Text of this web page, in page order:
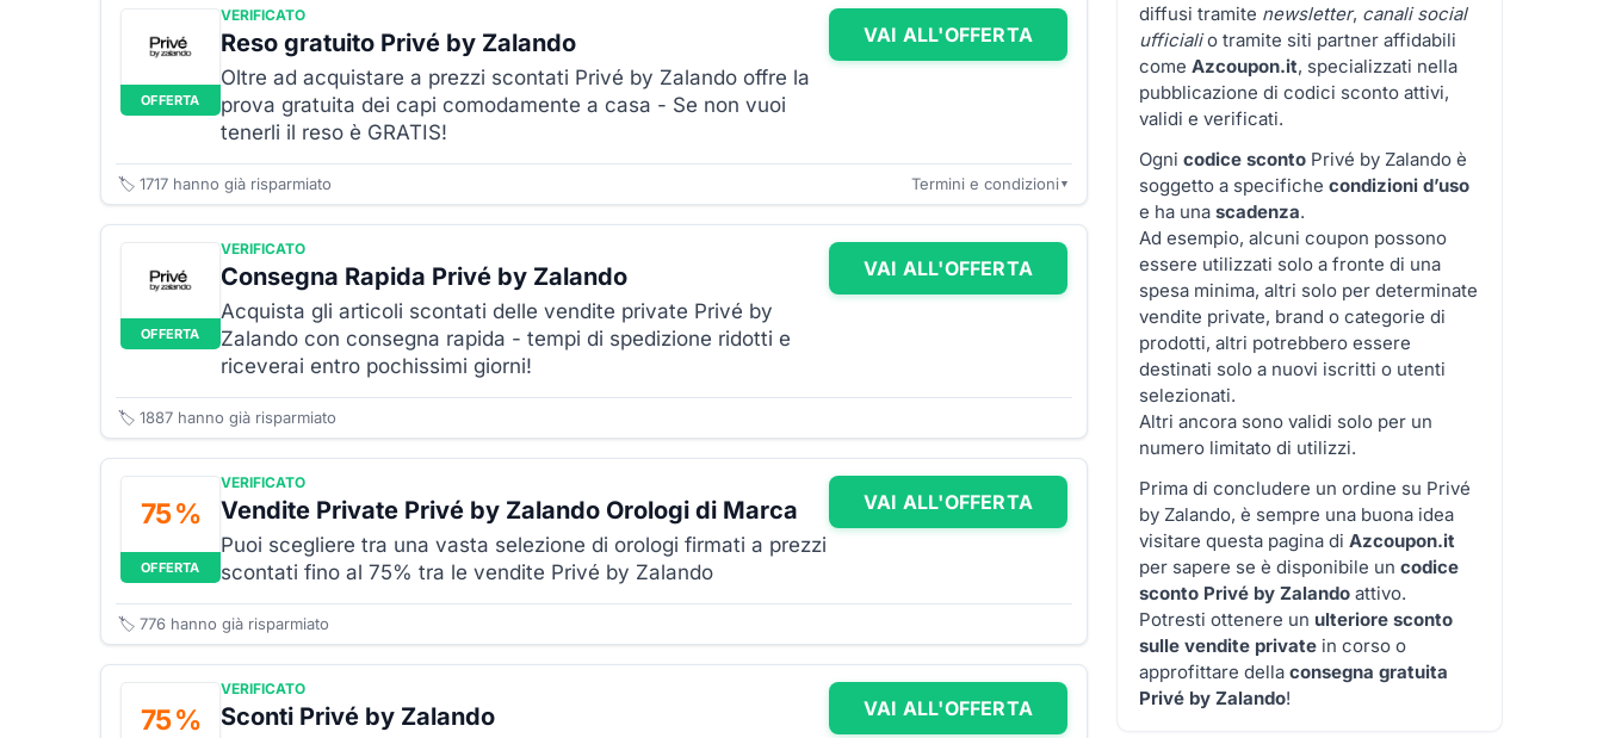
OFFERTA
VERIFICATO
Reso gratuito Privé by Zalando
Oltre ad acquistare a prezzi scontati Privé by Zalando offre la
prova gratuita dei capi comodamente a casa - Se non vuoi
tenerli il reso è GRATIS!
VAI ALL'OFFERTA
🏷️ 1717 hanno già risparmiato Termini e condizioni ▼
OFFERTA
VERIFICATO
Consegna Rapida Privé by Zalando
Acquista gli articoli scontati delle vendite private Privé by
Zalando con consegna rapida - tempi di spedizione ridotti e
riceverai entro pochissimi giorni!
VAI ALL'OFFERTA
🏷️ 1887 hanno già risparmiato
75 %
OFFERTA
VERIFICATO
Vendite Private Privé by Zalando Orologi di Marca
Puoi scegliere tra una vasta selezione di orologi firmati a prezzi
scontati fino al 75% tra le vendite Privé by Zalando
VAI ALL'OFFERTA
🏷️ 776 hanno già risparmiato
75 %
VERIFICATO
Sconti Privé by Zalando VAI ALL'OFFERTA
diffusi tramite newsletter, canali social
ufficialio tramite siti partner affidabili
come Azcoupon.it, specializzati nella
pubblicazione di codici sconto attivi,
validi e verificati.
Ogni codice sconto Privé by Zalando è
soggetto a specifiche condizioni d’uso
e ha una scadenza.
Ad esempio, alcuni coupon possono
essere utilizzati solo a fronte di una
spesa minima, altri solo per determinate
vendite private, brand o categorie di
prodotti, altri potrebbero essere
destinati solo a nuovi iscritti o utenti
selezionati.
Altri ancora sono validi solo per un
numero limitato di utilizzi.
Prima di concludere un ordine su Privé
by Zalando, è sempre una buona idea
visitare questa pagina di Azcoupon.it
per sapere se è disponibile un codice
sconto Privé by Zalando attivo.
Potresti ottenere un ulteriore sconto
sulle vendite private in corso o
approfittare della consegna gratuita
Privé by Zalando!